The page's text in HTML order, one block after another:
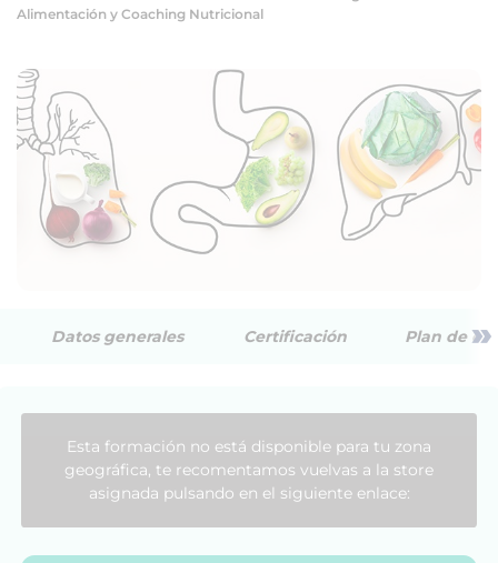
Alimentación y Coaching Nutricional
Datos generales Certificación Plan de »
Esta formación no está disponible para tu zona
geográfica, te recomentamos vuelvas a la store
asignada pulsando en el siguiente enlace: